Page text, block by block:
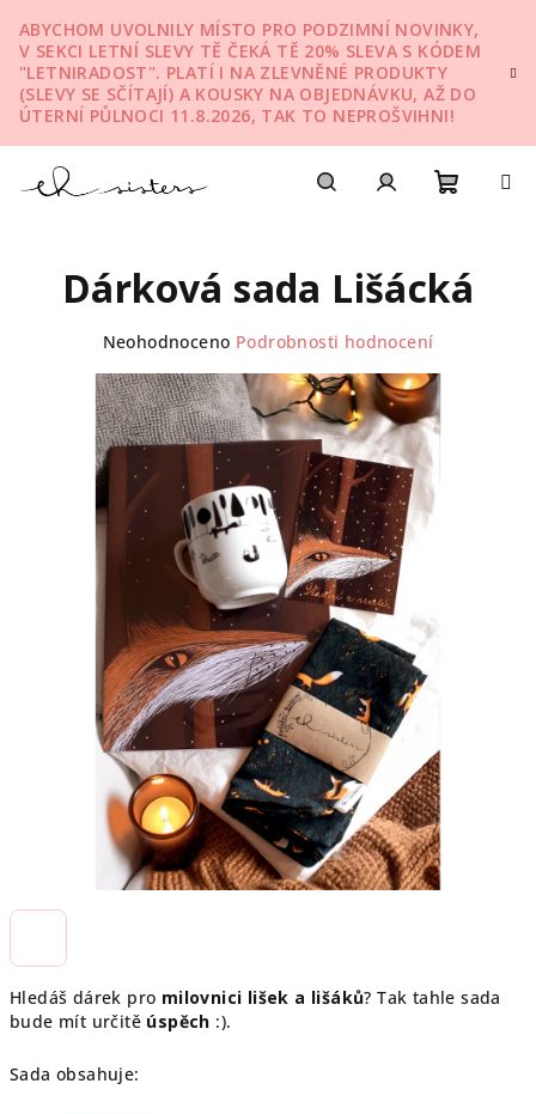
na
obsah
ABYCHOM UVOLNILY MÍSTO PRO PODZIMNÍ NOVINKY,
V SEKCI LETNÍ SLEVY TĚ ČEKÁ TĚ 20% SLEVA S KÓDEM
"LETNIRADOST". PLATÍ I NA ZLEVNĚNÉ PRODUKTY
(SLEVY SE SČÍTAJÍ) A KOUSKY NA OBJEDNÁVKU, AŽ DO
ÚTERNÍ PŮLNOCI 11.8.2026, TAK TO NEPROŠVIHNI!
košík
Hledáš dárek pro milovnici lišek a lišáků? Tak tahle sada
bude mít určitě úspěch :).
Sada obsahuje:
Dárková sada Lišácká
hvězdiček.
Neohodnoceno Podrobnosti hodnocení